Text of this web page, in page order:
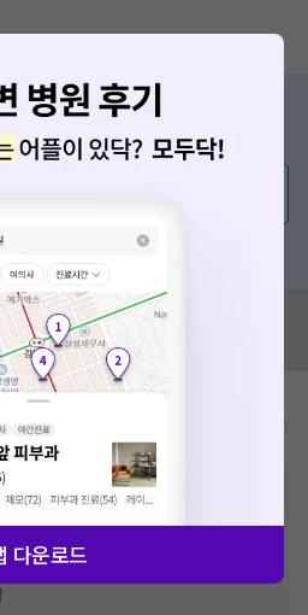
한 점이 있나요?
접 답해드려요!
스에 다양한 게시글 보러가기
있나요?
으로 실제 가격과 상이할 수 있으니, 정확
의해주세요.
평가원에 고지되어 있는 급여 진료 기준 가
비용이 추가되어, 병원마다 금액이 다르게
다운로드